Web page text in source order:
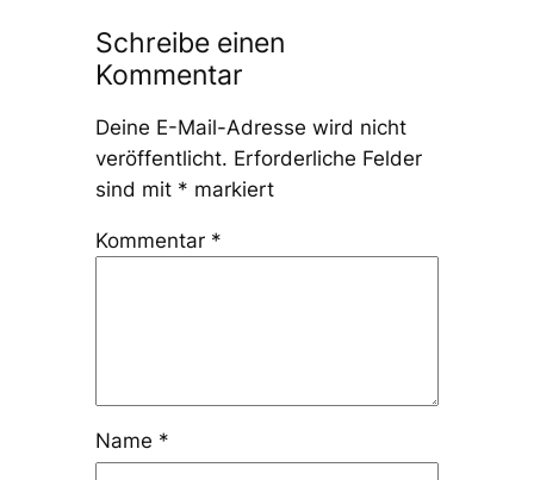
Schreibe einen
Kommentar
Deine E-Mail-Adresse wird nicht
veröffentlicht. Erforderliche Felder
sind mit * markiert
Kommentar *
Name *